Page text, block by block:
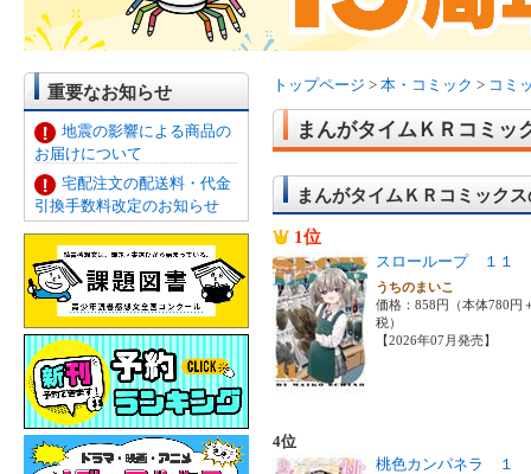
重要なお知らせ
地震の影響による商品の
お届けについて
宅配注文の配送料・代金
引換手数料改定のお知らせ
トップページ > 本・コミック > コミ
まんがタイムＫＲコミッ
まんがタイムＫＲコミック
1位
スローループ １１
うちのまいこ
価格：858円（本体780円
税）
【2026年07月発売】
4位
桃色カンパネラ １